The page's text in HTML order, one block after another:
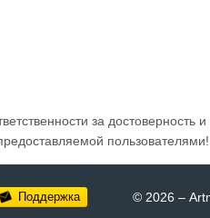
за достоверность и
пользователями!
Поддержка © 2026 –